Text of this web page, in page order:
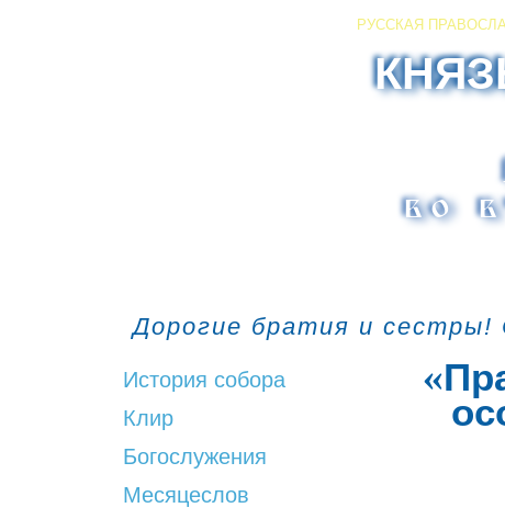
РУССКАЯ
во
Дорогие братия и
История собора
Клир
Богослужения
Месяцеслов